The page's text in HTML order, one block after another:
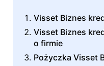
Visset Biznes
Visset Biznes
o firmie
Pożyczka Visset